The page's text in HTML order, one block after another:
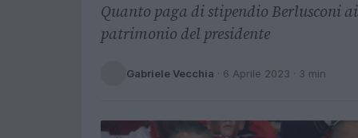
Quanto paga di stipendio Berlusconi
patrimonio del presidente
Gabriele Vecchia · 6 Aprile 2023 · 3 min